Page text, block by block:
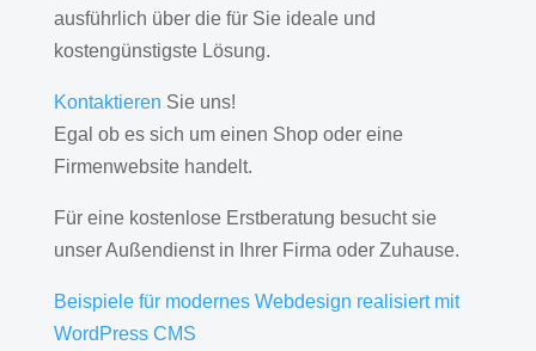
ausführlich über die für Sie ideale und
kostengünstigste Lösung.
Kontaktieren Sie uns!
Egal ob es sich um einen Shop oder eine
Firmenwebsite handelt.
Für eine kostenlose Erstberatung besucht sie
unser Außendienst in Ihrer Firma oder Zuhause.
Beispiele für modernes Webdesign realisiert mit
WordPress CMS